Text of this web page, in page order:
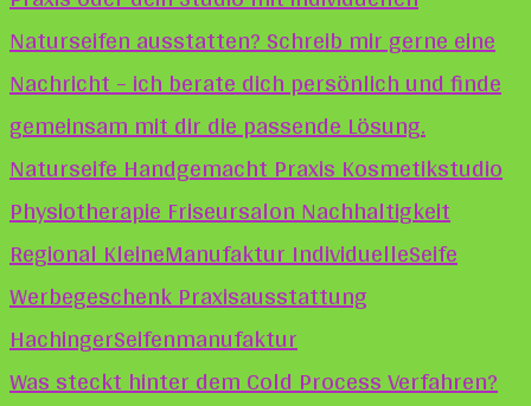
Was steckt hinter dem Cold Process Verfahren?